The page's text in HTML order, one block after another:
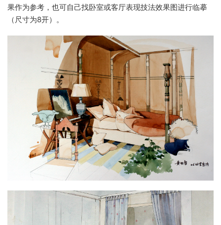
果作为参考，也可自己找卧室或客厅表现技法效果图进行临摹
（尺寸为8开）。